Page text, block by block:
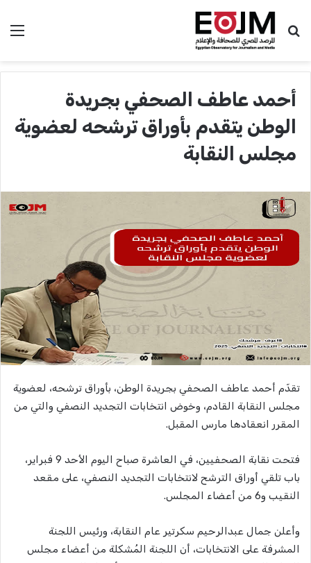
بحث عن
أحمد عاطف الصحفي بجريدة
الوطن يتقدم بأوراق ترشحه لعضوية
مجلس النقابة
تقدّم أحمد عاطف الصحفي بجريدة الوطن، بأوراق ترشحه، لعضوية
مجلس النقابة القادم، وخوض انتخابات التجديد النصفي والتي من
المقرر انعقادها مارس المقبل.
فتحت نقابة الصحفيين، في العاشرة صباح اليوم الأحد 9 فبراير،
باب تلقي أوراق الترشح لانتخابات التجديد النصفي، على مقعد
النقيب و6 من أعضاء المجلس.
وأعلن جمال عبدالرحيم سكرتير عام النقابة، ورئيس اللجنة
المشرفة على الانتخابات، أن اللجنة المُشكلة من أعضاء مجلس